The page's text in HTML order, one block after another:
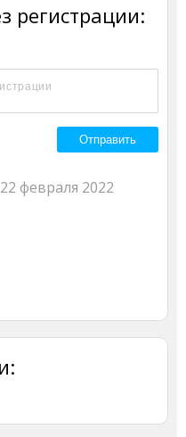
регистрации:
22 февраля 2022